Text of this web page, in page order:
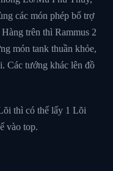
các món phép bổ trợ
trên thì Rammus 2
món tank thuần khỏe,
Các tướng khác lên đồ
thì có thể lấy 1 Lõi
vào top.